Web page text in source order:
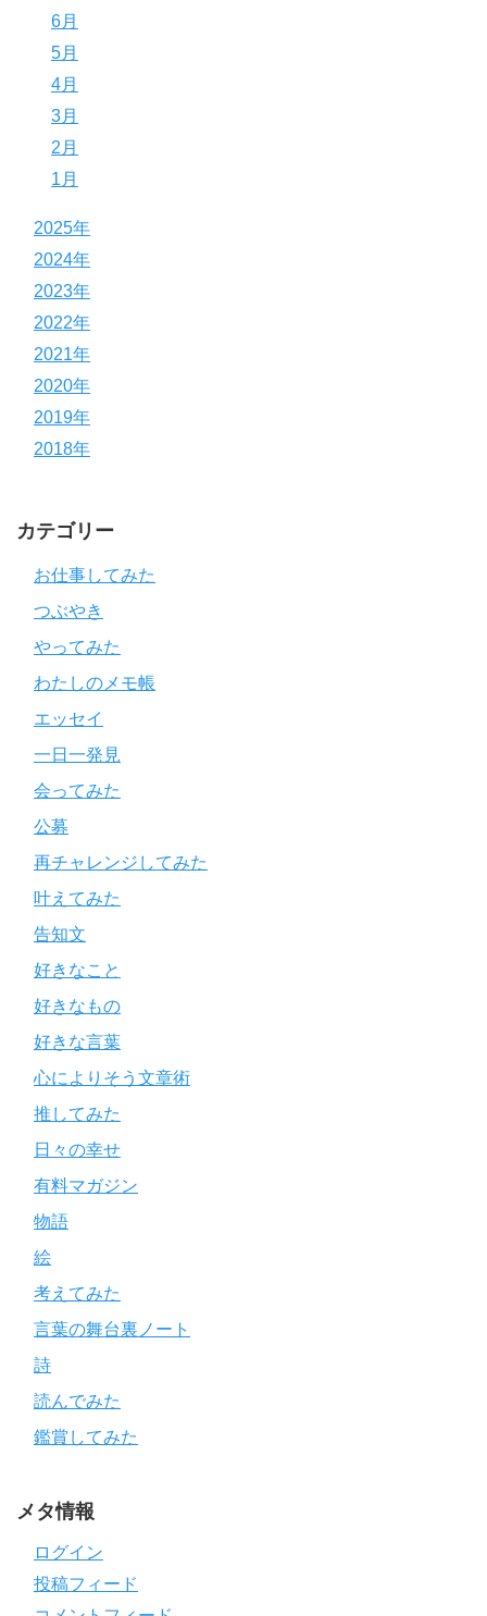
6月
5月
4月
3月
2月
1月
2025年
2024年
2023年
2022年
2021年
2020年
2019年
2018年
カテゴリー
お仕事してみた
つぶやき
やってみた
わたしのメモ帳
エッセイ
一日一発見
会ってみた
公募
再チャレンジしてみた
叶えてみた
告知文
好きなこと
好きなもの
好きな言葉
心によりそう文章術
推してみた
日々の幸せ
有料マガジン
物語
絵
考えてみた
言葉の舞台裏ノート
詩
読んでみた
鑑賞してみた
メタ情報
ログイン
投稿フィード